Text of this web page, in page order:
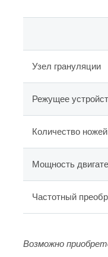
Узел грануляции
Режущее
Количество
Мощность
Частотный
Возможно